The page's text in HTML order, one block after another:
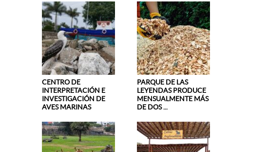
CENTRO DE
INTERPRETACIÓN E
INVESTIGACIÓN DE
AVES MARINAS
PARQUE DE LAS
LEYENDAS PRODUCE
MENSUALMENTE MÁS
DE DOS ...